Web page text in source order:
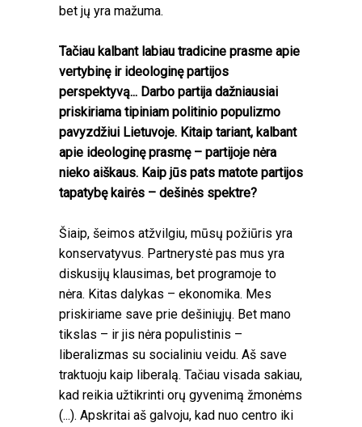
bet jų yra mažuma.
Tačiau kalbant labiau tradicine prasme apie
vertybinę ir ideologinę partijos
perspektyvą... Darbo partija dažniausiai
priskiriama tipiniam politinio populizmo
pavyzdžiui Lietuvoje. Kitaip tariant, kalbant
apie ideologinę prasmę – partijoje nėra
nieko aiškaus. Kaip jūs pats matote partijos
tapatybę kairės – dešinės spektre?
Šiaip, šeimos atžvilgiu, mūsų požiūris yra
konservatyvus. Partnerystė pas mus yra
diskusijų klausimas, bet programoje to
nėra. Kitas dalykas – ekonomika. Mes
priskiriame save prie dešiniųjų. Bet mano
tikslas – ir jis nėra populistinis –
liberalizmas su socialiniu veidu. Aš save
traktuoju kaip liberalą. Tačiau visada sakiau,
kad reikia užtikrinti orų gyvenimą žmonėms
(...). Apskritai aš galvoju, kad nuo centro iki